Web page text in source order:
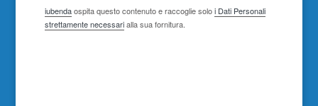
iubendaospita questo contenuto e raccoglie soloi Dati Personali
strettamente necessarialla sua fornitura.